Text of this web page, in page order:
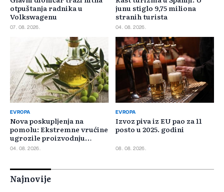
otpuštanja radnika u
Volkswagenu
07. 08. 2026.
junu stiglo 9,75 miliona
stranih turista
04. 08. 2026.
EVROPA
Nova poskupljenja na
pomolu: Ekstremne vrućine
ugrozile proizvodnju
maslinovog ulja
04. 08. 2026.
EVROPA
Izvoz piva iz EU pao za 11
posto u 2025. godini
08. 08. 2026.
Najnovije